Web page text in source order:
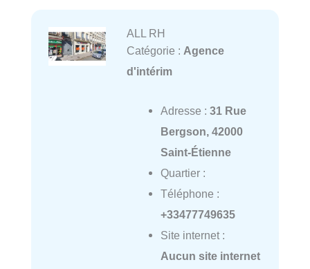
ALL RH
Catégorie : Agence
d'intérim
Adresse : 31 Rue
Bergson, 42000
Saint-Étienne
Quartier :
Téléphone :
+33477749635
Site internet :
Aucun site internet